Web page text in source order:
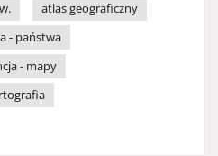
atlas geograficzny
- państwa
- mapy